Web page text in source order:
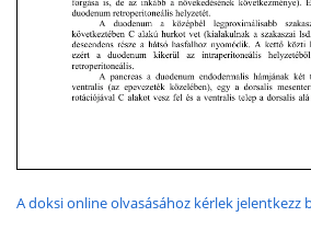
A doksi online olvasásához kérlek jelentkezz